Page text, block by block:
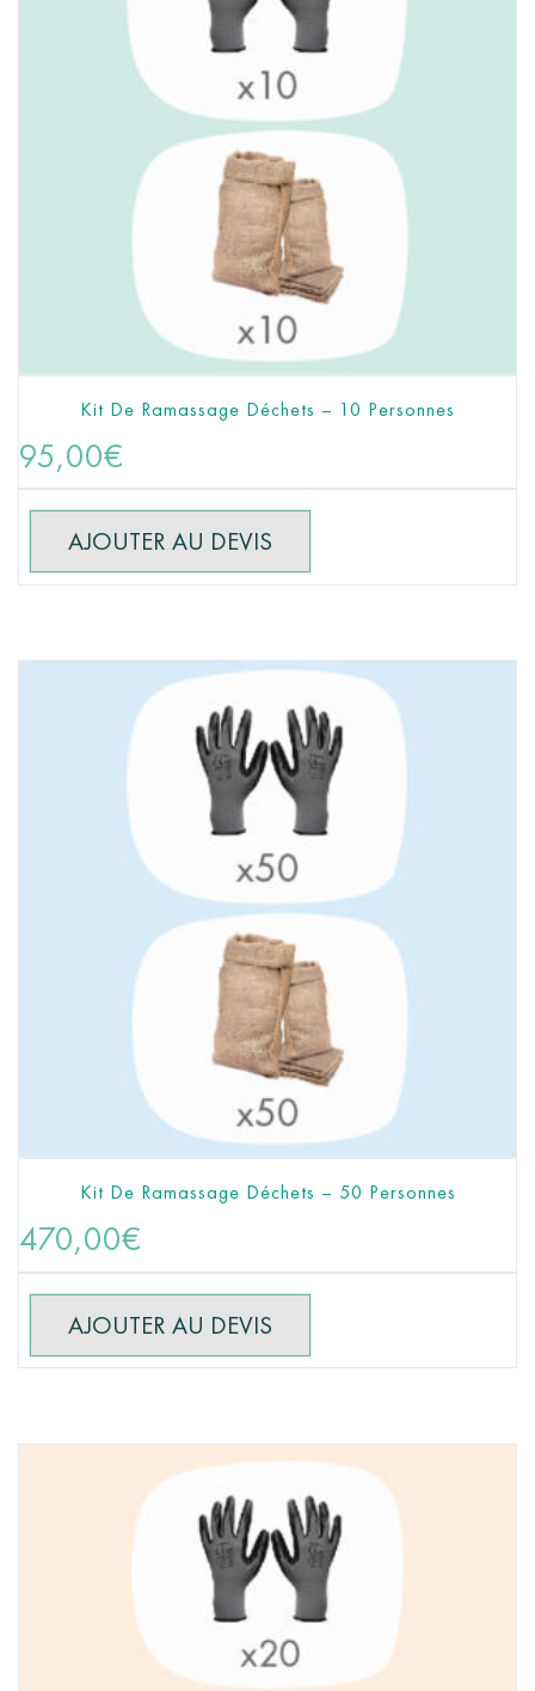
Kit De Ramassage Déchets – 10 Personnes
95,00€
AJOUTER AU DEVIS
AJOUTER AU PANIER
Kit De Ramassage Déchets – 50 Personnes
470,00€
AJOUTER AU DEVIS
AJOUTER AU PANIER